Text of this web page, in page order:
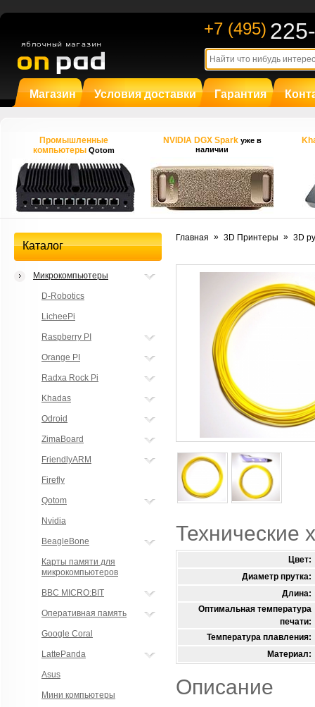
+7 (495)
Магазин Условия доставки Гарантия
Промышленные
компьютерыQotom
NVIDIA DGX Spark уже в
наличии
Каталог
Микрокомпьютеры
D-Robotics
LicheePi
Raspberry PI
Orange PI
Radxa Rock Pi
Khadas
Odroid
ZimaBoard
FriendlyARM
Firefly
Qotom
Nvidia
BeagleBone
Карты памяти для
микрокомпьютеров
BBC MICRO:BIT
Оперативная память
Google Coral
LattePanda
Asus
Мини компьютеры
Главная » 3D Принтеры » 3D
Технические
Цвет:
Диаметр прутка:
Длина:
Оптимальная температура
печати:
Температура плавления:
Материал:
Описание